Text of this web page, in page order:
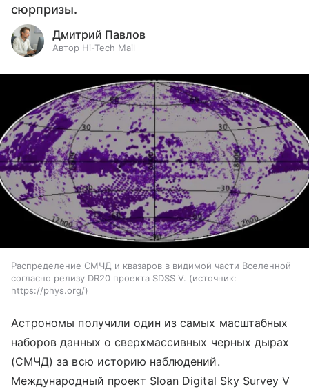
сюрпризы.
Дмитрий Павлов
Автор Hi-Tech Mail
Распределение СМЧД и квазаров в видимой части Вселенной
согласно релизу DR20 проекта SDSS V.
источник:
https://phys.org/
Астрономы получили один из самых масштабных
наборов данных о сверхмассивных черных дырах
(СМЧД) за всю историю наблюдений.
Международный проект Sloan Digital Sky Survey V